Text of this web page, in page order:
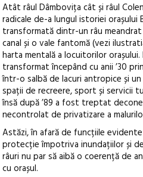
Atât râul Dâmbovița cât și râul
radicale de-a lungul istoriei
transformată dintr-un râu
canal și o vale fantomă (vezi
harta mentală a locuitorilor
transformat începând cu anii ’30
într-o salbă de lacuri antropice și
spații de recreere, sport și servicii
însă după ’89 a fost treptat
necontrolat de privatizare a
Astăzi, în afară de funcțiile
protecție împotriva inundațiilor și
râuri nu par să aibă o coerență de
cu orașul.